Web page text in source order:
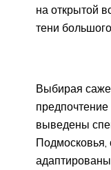
на открытой
тени
Выбирая
выведены
Подмосковья,